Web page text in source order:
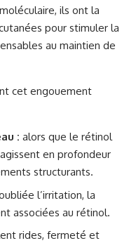
ils ont la
pour stimuler la
au maintien de
cet engouement
: alors que le rétinol
en profondeur
structurants.
l’irritation, la
associées au rétinol.
rides, fermeté et